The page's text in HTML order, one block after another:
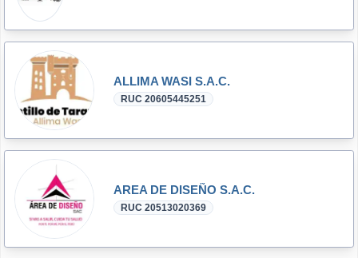
ALLIMA WASI S.A.C.
RUC 20605445251
AREA DE DISEÑO S.A.C.
RUC 20513020369